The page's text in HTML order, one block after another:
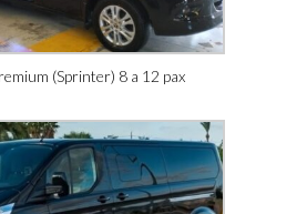
(Sprinter) 8 a 12 pax